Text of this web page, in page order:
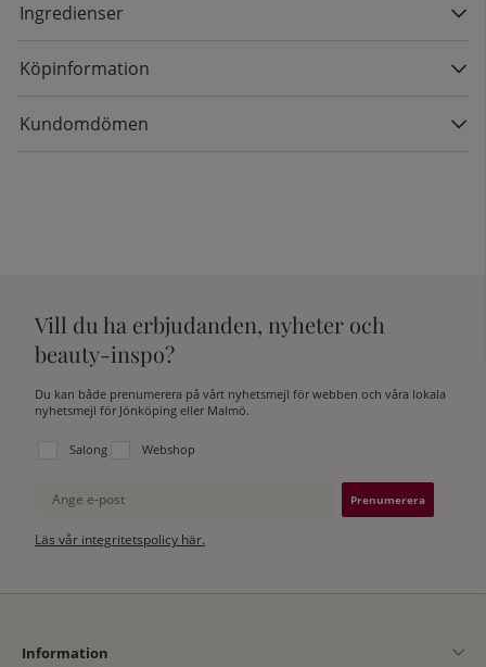
Ingredienser
Köpinformation
Kundomdömen
Vill du ha erbjudanden, nyheter och
beauty-inspo?
Du kan både prenumerera på vårt nyhetsmejl för webben och våra lokala
nyhetsmejl för Jönköping eller Malmö.
Välj vilken lista du vill prenumerera på:
Salong Webshop
Ange e-post
Läs vår integritetspolicy här.
Information